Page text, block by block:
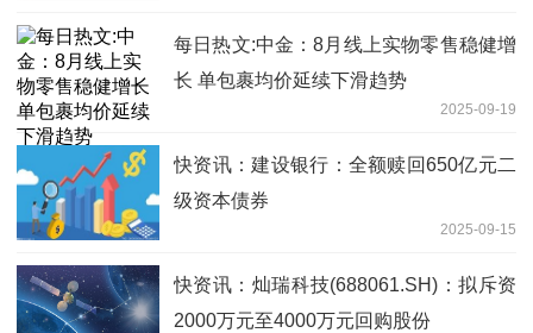
每日热文:中金：8月线上实物零售稳健增
长 单包裹均价延续下滑趋势
2025-09-19
快资讯：建设银行：全额赎回650亿元二
级资本债券
2025-09-15
快资讯：灿瑞科技(688061.SH)：拟斥资
2000万元至4000万元回购股份